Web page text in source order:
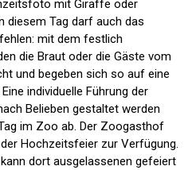
mit Giraffe oder
diesem Tag darf auch das
mit dem festlich
die Braut oder die Gäste vom
und begeben sich so auf eine
individuelle Führung der
Belieben gestaltet werden
im Zoo ab. Der Zoogasthof
Hochzeitsfeier zur Verfügung.
dort ausgelassenen gefeiert